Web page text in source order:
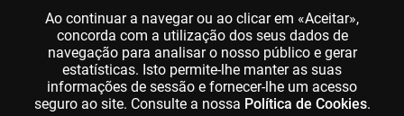
Ao continuar a navegar ou ao clicar em «Aceitar»,
concorda com a utilização dos seus dados de
navegação para analisar o nosso público e gerar
estatísticas. Isto permite-lhe manter as suas
informações de sessão e fornecer-lhe um acesso
seguro ao site. Consulte a nossa Política de Cookies.